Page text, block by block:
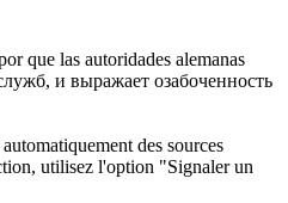
que las autoridades alemanas
и выражает озабоченность
des sources
utilisez l'option "Signaler un